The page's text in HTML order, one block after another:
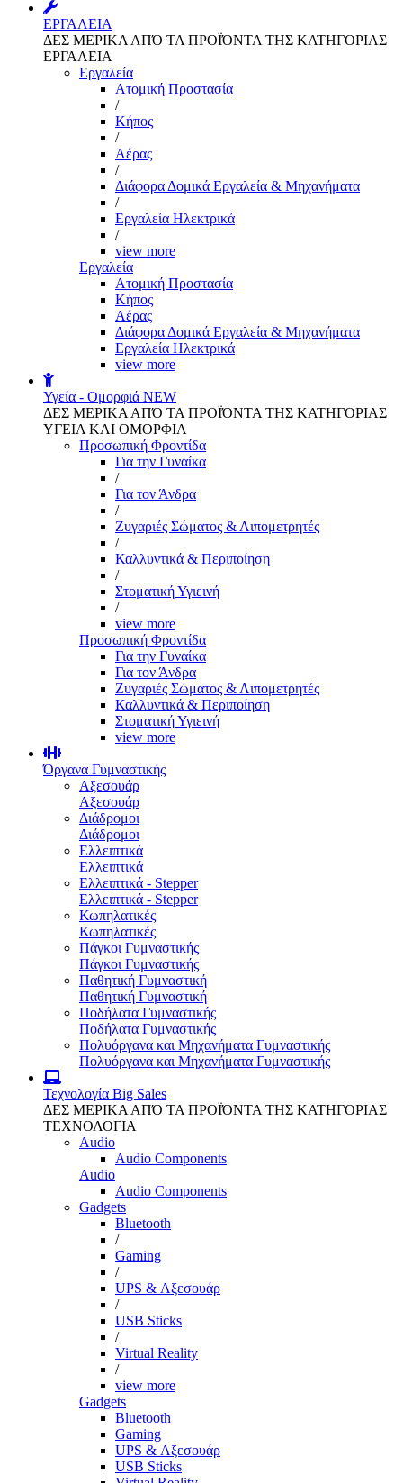
ΕΡΓΑΛΕΙΑ
ΔΕΣ ΜΕΡΙΚΑ ΑΠΌ ΤΑ ΠΡΟΪΌΝΤΑ ΤΗΣ ΚΑΤΗΓΟΡΙΑΣ
ΕΡΓΑΛΕΙΑ
Εργαλεία
Aτομική Προστασία
/
Kήπος
/
Αέρας
/
Διάφορα Δομικά Εργαλεία & Μηχανήματα
/
Εργαλεία Ηλεκτρικά
/
view more
Εργαλεία
Aτομική Προστασία
Kήπος
Αέρας
Διάφορα Δομικά Εργαλεία & Μηχανήματα
Εργαλεία Ηλεκτρικά
view more
Υγεία - Ομορφιά NEW
ΔΕΣ ΜΕΡΙΚΑ ΑΠΌ ΤΑ ΠΡΟΪΌΝΤΑ ΤΗΣ ΚΑΤΗΓΟΡΙΑΣ
ΥΓΕΙΑ ΚΑΙ ΟΜΟΡΦΙΑ
Προσωπική Φροντίδα
Για την Γυναίκα
/
Για τον Άνδρα
/
Ζυγαριές Σώματος & Λιπομετρητές
/
Καλλυντικά & Περιποίηση
/
Στοματική Υγιεινή
/
view more
Προσωπική Φροντίδα
Για την Γυναίκα
Για τον Άνδρα
Ζυγαριές Σώματος & Λιπομετρητές
Καλλυντικά & Περιποίηση
Στοματική Υγιεινή
view more
Όργανα Γυμναστικής
Αξεσουάρ
Αξεσουάρ
Διάδρομοι
Διάδρομοι
Ελλειπτικά
Ελλειπτικά
Ελλειπτικά - Stepper
Ελλειπτικά - Stepper
Κωπηλατικές
Κωπηλατικές
Πάγκοι Γυμναστικής
Πάγκοι Γυμναστικής
Παθητική Γυμναστική
Παθητική Γυμναστική
Ποδήλατα Γυμναστικής
Ποδήλατα Γυμναστικής
Πολυόργανα και Μηχανήματα Γυμναστικής
Πολυόργανα και Μηχανήματα Γυμναστικής
Τεχνολογία Big Sales
ΔΕΣ ΜΕΡΙΚΑ ΑΠΌ ΤΑ ΠΡΟΪΌΝΤΑ ΤΗΣ ΚΑΤΗΓΟΡΙΑΣ
ΤΕΧΝΟΛΟΓΙΑ
Audio
Audio Components
Audio
Audio Components
Gadgets
Bluetooth
/
Gaming
/
UPS & Αξεσουάρ
/
USB Sticks
/
Virtual Reality
/
view more
Gadgets
Bluetooth
Gaming
UPS & Αξεσουάρ
USB Sticks